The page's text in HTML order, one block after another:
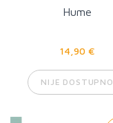
Hume
14,90 €
NIJE DOSTUPNO